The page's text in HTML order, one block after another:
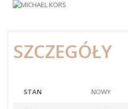
SZCZEGÓŁY
STAN NOWY